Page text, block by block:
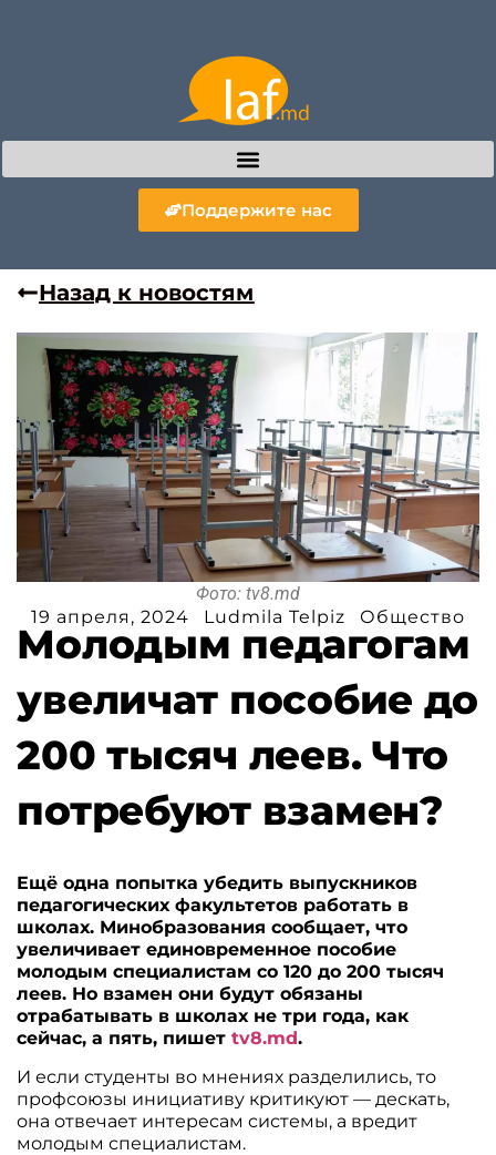
Поддержите нас
Назад к новостям
Фото: tv8.md
19 апреля, 2024
Ludmila Telpiz Общество
Молодым педагогам
увеличат пособие до
200 тысяч леев. Что
потребуют взамен?
Ещё одна попытка убедить выпускников
педагогических факультетов работать в
школах. Минобразования сообщает, что
увеличивает единовременное пособие
молодым специалистам со 120 до 200 тысяч
леев. Но взамен они будут обязаны
отрабатывать в школах не три года, как
сейчас, а пять, пишет tv8.md.
И если студенты во мнениях разделились, то
профсоюзы инициативу критикуют — дескать,
она отвечает интересам системы, а вредит
молодым специалистам.